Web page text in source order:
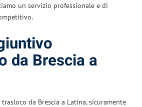
un servizio professionale e di
da Brescia a
da Brescia a Latina, sicuramente